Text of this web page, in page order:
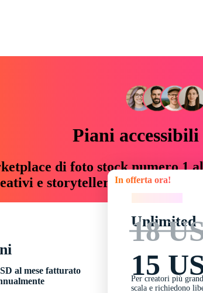
Piani
di foto stock numero 1
e storyteller risorse
al mese fatturato
In offerta ora!
Unlimited
18
15
Per creatori più
scala e richiedono